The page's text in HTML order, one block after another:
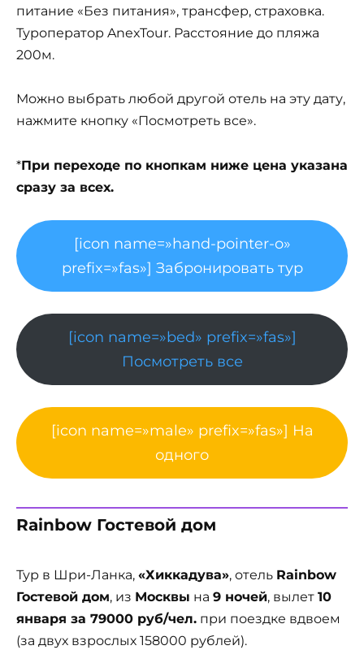
питание «Без питания», трансфер, страховка.
Туроператор AnexTour. Расстояние до пляжа
200м.
Можно выбрать любой другой отель на эту дату,
нажмите кнопку «Посмотреть все».
*При переходе по кнопкам ниже цена указана
сразу за всех.
[icon name=»hand-pointer-o»
prefix=»fas»] Забронировать тур
[icon name=»bed» prefix=»fas»]
Посмотреть все
[icon name=»male» prefix=»fas»] На
одного
Rainbow Гостевой дом
Тур в Шри-Ланка, «Хиккадува», отель Rainbow
Гостевой дом, из Москвы на 9 ночей, вылет 10
января за 79000 руб/чел. при поездке вдвоем
(за двух взрослых 158000 рублей).